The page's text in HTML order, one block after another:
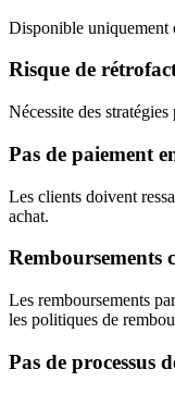
Disponible uniquement
Risque de
Nécessite des
Pas de paiement
Les clients doivent
achat.
Remboursements
Les remboursements
les politiques de
Pas de processus